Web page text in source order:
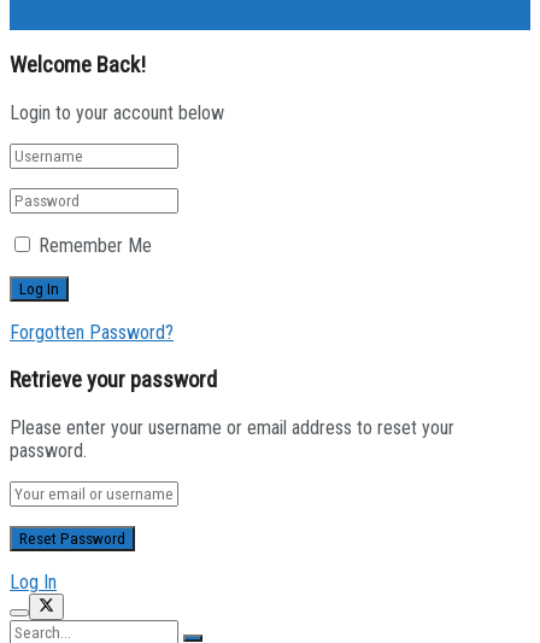
Welcome Back!
Login to your account below
Remember Me
Forgotten Password?
Retrieve your password
Please enter your username or email address to reset your
password.
Log In